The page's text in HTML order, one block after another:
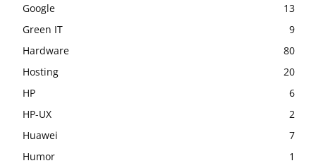
Google
13
Green IT
9
Hardware
80
Hosting
20
HP
6
HP-UX
2
Huawei
7
Humor
1